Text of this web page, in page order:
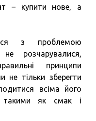
– купити нове, а
з проблемою
розчарувалися,
принципи
не тільки зберегти
всіма його
такими як смак і